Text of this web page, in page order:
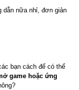
dẫn nữa nhỉ, đơn giản
bạn cách để có thể
game hoặc ứng